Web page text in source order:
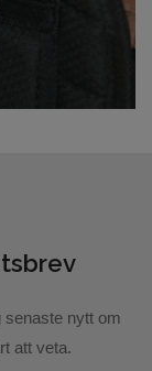
senaste nytt om
att veta.